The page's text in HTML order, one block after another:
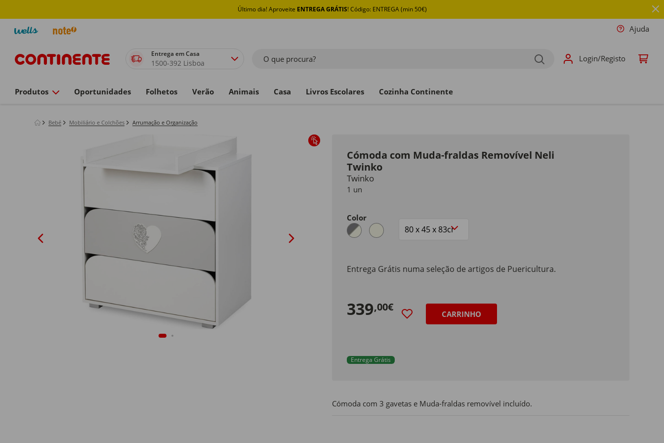
Último dia! Aproveite ENTREGA GRÁTIS! Código: ENTREGA (min 50€)
Ajuda
Entrega em Casa
1500-392 Lisboa O que procura? Login/Registo
Produtos Oportunidades Folhetos Verão Animais Casa Livros Escolares Cozinha Continente
Bebé Mobiliário e Colchões Arrumação e Organização
Cómoda com Muda-fraldas Removível Neli
Twinko
Twinko
1 un
Color
Size
Entrega Grátis numa seleção de artigos de Puericultura.
339,00€
CARRINHO
Entrega Grátis
Cómoda com 3 gavetas e Muda-fraldas removível incluído.